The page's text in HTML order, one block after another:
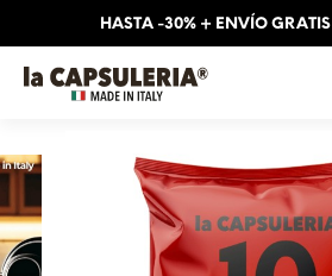
HASTA -30% + ENVÍO GRATIS